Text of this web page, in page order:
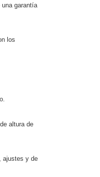
garantía
los
altura de
ajustes y de